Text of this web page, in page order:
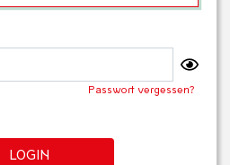
Passwort vergessen?
LOGIN